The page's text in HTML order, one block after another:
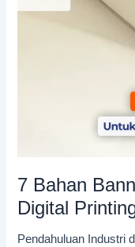
7 Bahan
Digital
Pendahuluan Industri
Terbaik